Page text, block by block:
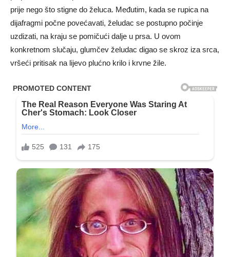
prije nego što stigne do želuca. Međutim, kada se rupica na
dijafragmi počne povećavati, želudac se postupno počinje
uzdizati, na kraju se pomičući dalje u prsa. U ovom
konkretnom slučaju, glumčev želudac digao se skroz iza srca,
vršeći pritisak na lijevo plućno krilo i krvne žile.